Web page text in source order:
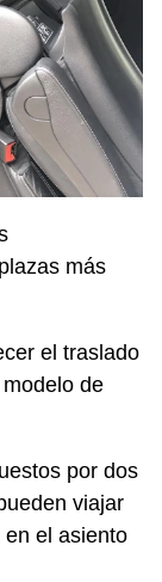
más
el traslado
de
por dos
viajar
el asiento